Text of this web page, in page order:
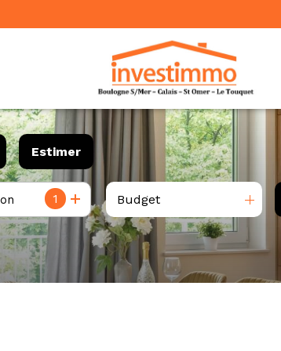
pro
Estimer
1 Budget